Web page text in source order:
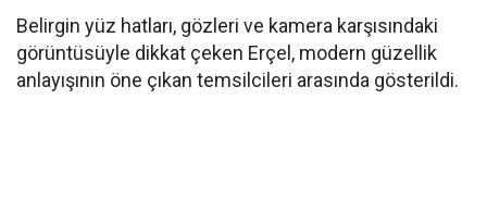
Belirgin yüz hatları, gözleri ve kamera karşısındaki
görüntüsüyle dikkat çeken Erçel, modern güzellik
anlayışının öne çıkan temsilcileri arasında gösterildi.